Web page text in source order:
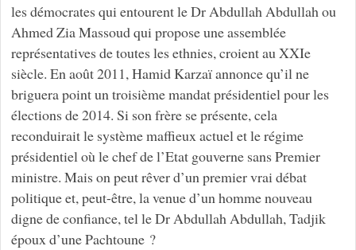
les démocrates qui entourent le Dr Abdullah Abdullah ou
Ahmed Zia Massoud qui propose une assemblée
représentatives de toutes les ethnies, croient au XXIe
siècle. En août 2011, Hamid Karzaï annonce qu’il ne
briguera point un troisième mandat présidentiel pour les
élections de 2014. Si son frère se présente, cela
reconduirait le système maffieux actuel et le régime
présidentiel où le chef de l’Etat gouverne sans Premier
ministre. Mais on peut rêver d’un premier vrai débat
politique et, peut-être, la venue d’un homme nouveau
digne de confiance, tel le Dr Abdullah Abdullah, Tadjik
époux d’une Pachtoune ?